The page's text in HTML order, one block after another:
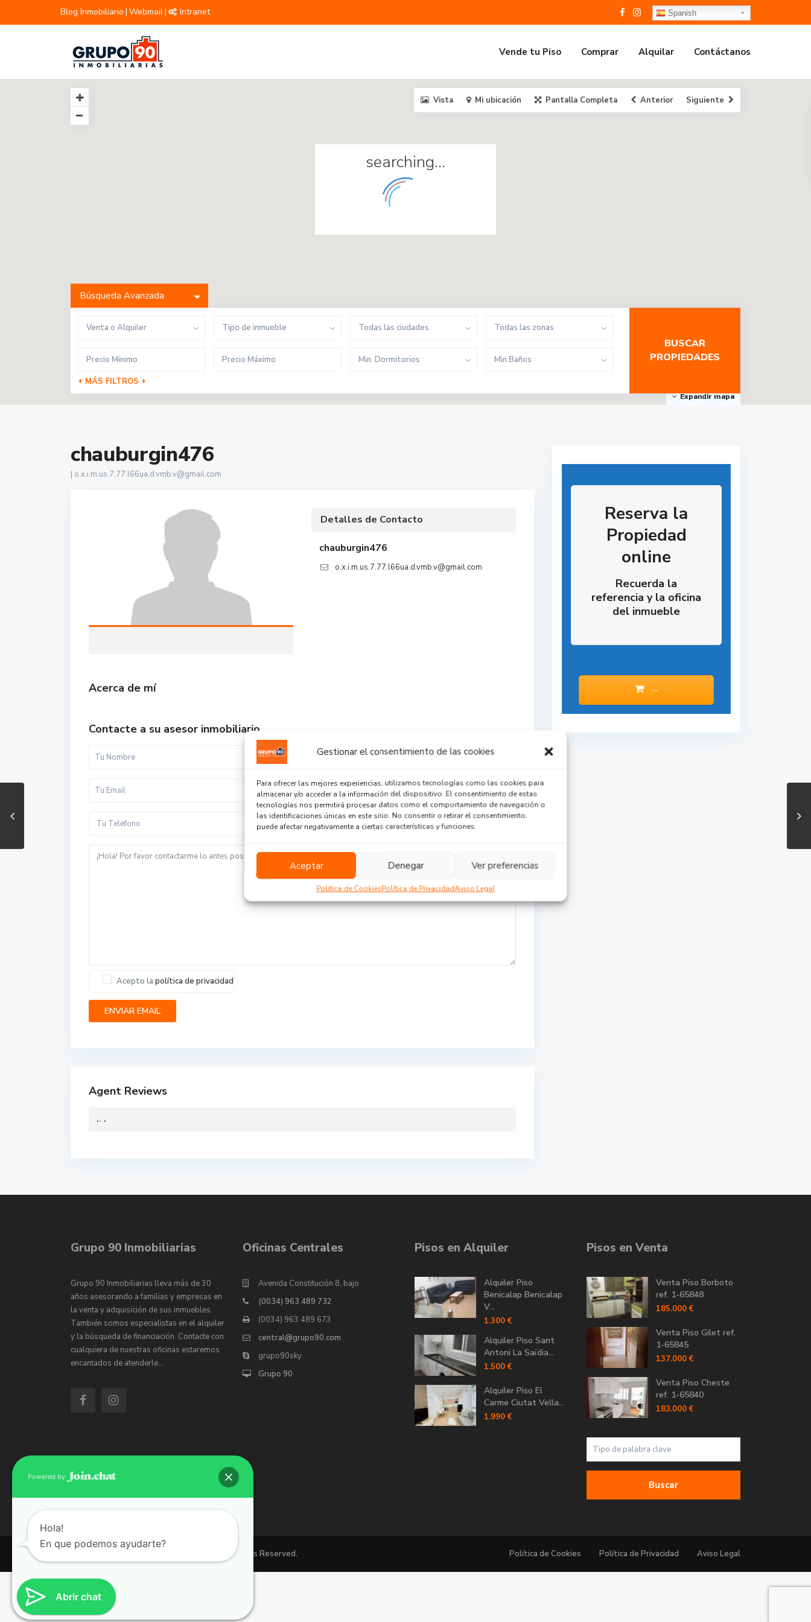
Gestionar el consentimiento de las cookies
Para ofrecer las mejores experiencias, utilizamos tecnologías como las cookies para
almacenar y/o acceder a la información del dispositivo. El consentimiento de estas
tecnologías nos permitirá procesar datos como el comportamiento de navegación o
las identificaciones únicas en este sitio. No consentir o retirar el consentimiento,
puede afectar negativamente a ciertas características y funciones.
Aceptar Denegar Ver preferencias
Política de CookiesPolítica de PrivacidadAviso Legal
Blog Inmobiliario | Webmail| Intranet Spanish
Vende tu Piso Comprar Alquilar Contáctanos
searching...
Expandir mapa
Vista Mi ubicación Pantalla Completa Anterior Siguiente
Búsqueda Avanzada
Venta o Alquiler Tipo de inmueble Todas las ciudades Todas las zonas
Min. Dormitorios
Min.Baños
+ MÁS FILTROS +
chauburgin476
| o.x.i.m.us.7.77.l66ua.d.vmb.v@gmail.com
Detalles de Contacto
chauburgin476
o.x.i.m.us.7.77.l66ua.d.vmb.v@gmail.com
Acerca de mí
Contacte a su asesor inmobiliario
Acepto la política de privacidad
Agent Reviews
.. .
Reserva la
Propiedad
online
Recuerda la
referencia y la oficina
del inmueble
--
Grupo 90 Inmobiliarias
Grupo 90 Inmobiliarias lleva más de 30
años asesorando a familias y empresas en
la venta y adquisición de sus inmuebles.
También somos especialistas en el alquiler
y la búsqueda de financiación. Contacte con
cualquiera de nuestras oficinas estaremos
encantados de atenderle…
Oficinas Centrales
Avenida Constitución 8, bajo
(0034) 963 489 732
(0034) 963 489 673
central@grupo90.com
grupo90sky
Grupo 90
Pisos en Alquiler
Alquiler Piso
Benicalap Benicalap
V...
1.300 €
Alquiler Piso Sant
Antoni La Saïdia...
1.500 €
Alquiler Piso El
Carme Ciutat Vella...
1.990 €
Pisos en Venta
Venta Piso Borboto
ref. 1-65848
185.000 €
Venta Piso Gilet ref.
1-65845
137.000 €
Venta Piso Cheste
ref. 1-65840
183.000 €
Buscar
Copyright 2026 | Grupo 90 inmobiliarias. All Rights Reserved. Política de Cookies Política de Privacidad Aviso Legal
Abrir chat
Powered by
Hola!
En que podemos ayudarte?